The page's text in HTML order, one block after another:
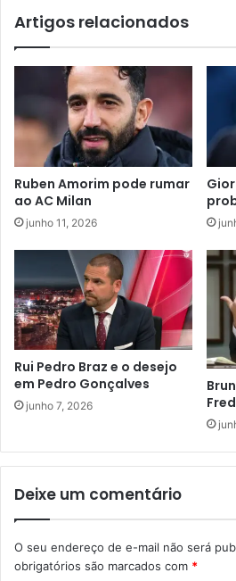
Artigos relacionados
Ruben Amorim pode rumar
ao AC Milan
junho 11, 2026
Rui Pedro Braz e o desejo
em Pedro Gonçalves
junho 7, 2026
Deixe um comentário
O seu endereço de e-mail não será
obrigatórios são marcados com *